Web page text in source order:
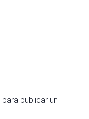
para publicar un